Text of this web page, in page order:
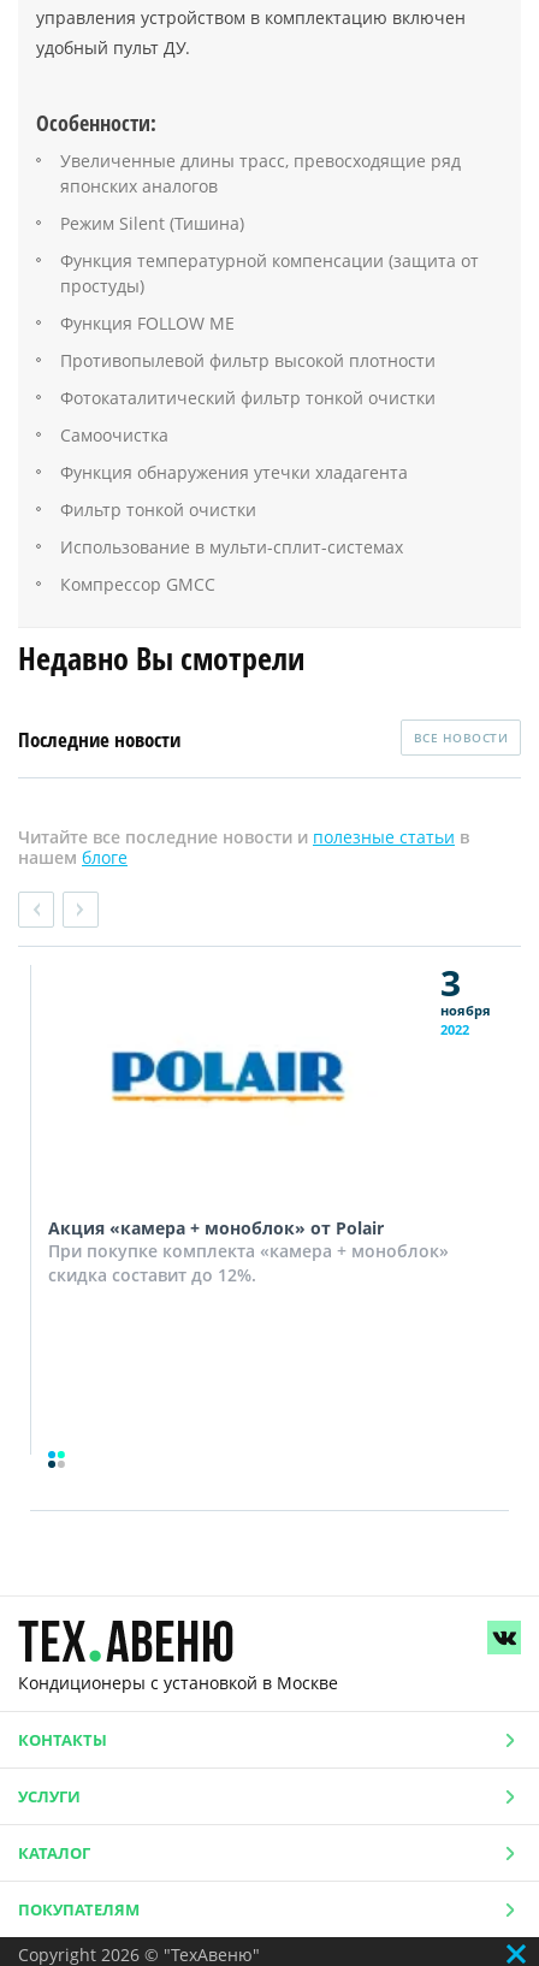
управления устройством в комплектацию включен
удобный пульт ДУ.
Особенности:
Увеличенные длины трасс, превосходящие ряд
японских аналогов
Режим Silent (Тишина)
Функция температурной компенсации (защита от
простуды)
Функция FOLLOW ME
Противопылевой фильтр высокой плотности
Фотокаталитический фильтр тонкой очистки
Самоочистка
Функция обнаружения утечки хладагента
Фильтр тонкой очистки
Использование в мульти-сплит-системах
Компрессор GMCC
Недавно Вы смотрели
Последние новости ВСЕ НОВОСТИ
Читайте все последние новости и полезные статьи в
нашем блоге
3
ноября
2022
Акция «камера + моноблок» от Polair
При покупке комплекта «камера + моноблок»
скидка составит до 12%.
Кондиционеры с установкой в Москве
КОНТАКТЫ
УСЛУГИ
КАТАЛОГ
ПОКУПАТЕЛЯМ
Copyright 2026 © "ТехАвеню"